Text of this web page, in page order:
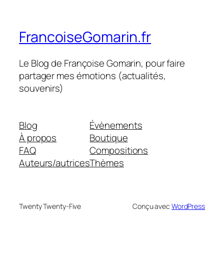
FrancoiseGomarin.fr
Le Blog de Françoise Gomarin, pour faire
partager mes émotions (actualités,
souvenirs)
Blog
À propos
FAQ
Auteurs/autrices
Évènements
Boutique
Compositions
Thèmes
Twenty Twenty-Five Conçu avec WordPress